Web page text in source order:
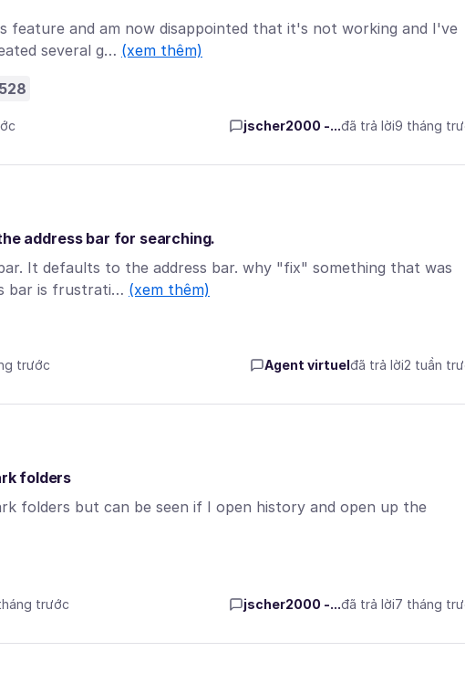
feature and am now disappointed that it's not working and I've
several g… (xem thêm)
jscher2000 -...đã trả lời9 tháng
address bar for searching.
It defaults to the address bar. why "fix" something that was
bar is frustrati… (xem thêm)
trước Agent virtuelđã trả lời2 tuần
folders
folders but can be seen if I open history and open up the
trước jscher2000 -...đã trả lời7 tháng